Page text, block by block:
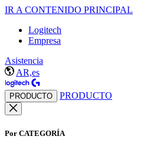
IR A CONTENIDO PRINCIPAL
Logitech
Empresa
Asistencia
AR,es
PRODUCTO PRODUCTO
Por CATEGORÍA